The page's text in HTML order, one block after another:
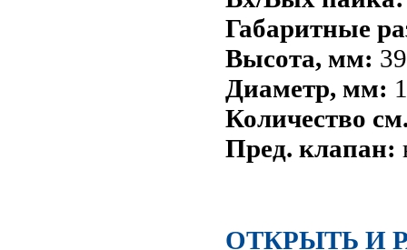
Габаритные
Высота, мм:
Диаметр, мм:
Количество
Пред. клапан:
ОТКРЫТЬ И